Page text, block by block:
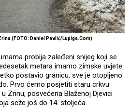
(FOTO: Daniel Pavlić/Lupiga.Com)
probija zaleđeni snijeg koji se
metara imamo zimske uvjete
postavio granicu, sve je otopljeno
Prvo ćemo posjetiti staru crkvu
Zrinu, posvećena Blaženoj Djevici
seže još do 14. stoljeća.